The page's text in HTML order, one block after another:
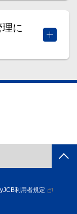
に
ップへ
利用者規定